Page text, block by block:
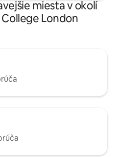
miesta v okolí
London